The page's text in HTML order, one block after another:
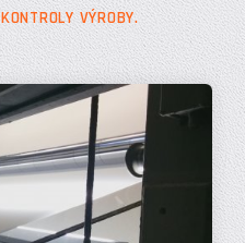
VÝROBY.